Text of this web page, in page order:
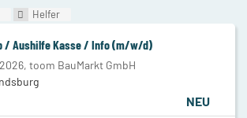
Helfer
/ Aushilfe Kasse / Info (m/w/d)
toom BauMarkt GmbH
NEU